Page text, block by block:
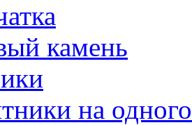
камень
на одного